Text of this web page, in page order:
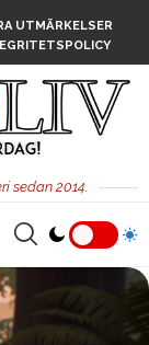
UTMÄRKELSER
sedan 2014.